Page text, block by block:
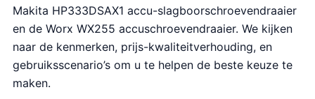
Makita HP333DSAX1 accu-slagboorschroevendraaier
en de Worx WX255 accuschroevendraaier. We kijken
naar de kenmerken, prijs-kwaliteitverhouding, en
gebruiksscenario’s om u te helpen de beste keuze te
maken.